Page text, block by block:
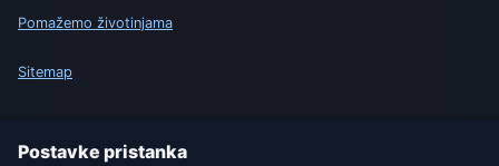
Pomažemo životinjama
Sitemap
Postavke pristanka